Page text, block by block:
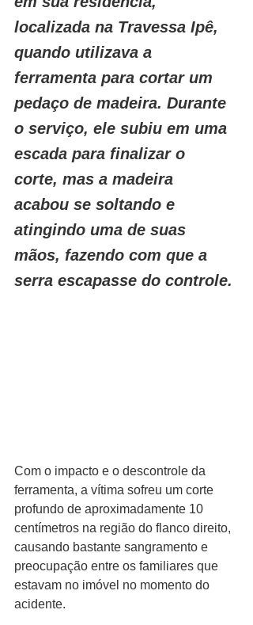
localizada na Travessa Ipê,
quando utilizava a
ferramenta para cortar um
pedaço de madeira. Durante
o serviço, ele subiu em uma
escada para finalizar o
corte, mas a madeira
acabou se soltando e
atingindo uma de suas
mãos, fazendo com que a
serra escapasse do controle.
Com o impacto e o descontrole da
ferramenta, a vítima sofreu um corte
profundo de aproximadamente 10
centímetros na região do flanco direito,
causando bastante sangramento e
preocupação entre os familiares que
estavam no imóvel no momento do
acidente.